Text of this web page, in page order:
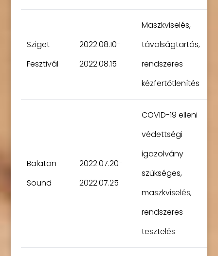
Sziget
Fesztivál
2022.08.10-
2022.08.15
Maszkviselés,
távolságtartás,
rendszeres
kézfertőtlenítés
Balaton
Sound
2022.07.20-
2022.07.25
COVID-19 elleni
védettségi
igazolvány
szükséges,
maszkviselés,
rendszeres
tesztelés